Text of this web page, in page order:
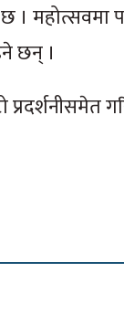
। महोत्सवमा
छन् ।